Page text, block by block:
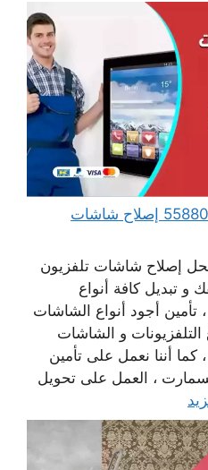
فني تصليح تلفزيونات 55880595 إصلاح شاشات
إصلاح شاشات تلفزيون
و تبديل كافة أنواع
تأمين أجود أنواع الشاشات
التلفزيونات و الشاشات
كما أننا نعمل على تأمين
، العمل على تحويل